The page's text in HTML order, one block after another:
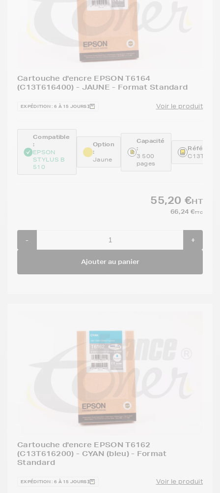
Cartouche d'encre EPSON T6164
(C13T616400) - JAUNE - Format Standard
EXPÉDITION : 6 À 15 JOURS Voir le produit
Compatible
:
EPSON
STYLUS B
510
Option
:
Jaune
Capacité
:
3 500
pages
55,20 €HT
66,24 €TTC
- +
Ajouter au panier
Cartouche d'encre EPSON T6162
(C13T616200) - CYAN (bleu) - Format
Standard
EXPÉDITION : 6 À 15 JOURS Voir le produit